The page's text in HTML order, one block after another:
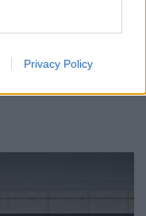
Privacy Policy